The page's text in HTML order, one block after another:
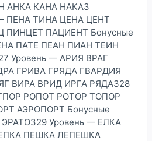
АНКА КАНА НАКАЗ
ПЕНА ТИНА ЦЕНА ЦЕНТ
ПИНЦЕТ ПАЦИЕНТ Бонусные
ПАТЕ ПЕАН ПИАН ТЕИН
Уровень — АРИЯ ВРАГ
ГРИВА ГРЯДА ГВАРДИЯ
ВИРА ВРИД ИРГА РЯДА328
РОПОТ РОТОР ТОПОР
АЭРОПОРТ Бонусные
Уровень — ЕЛКА
ПЕШКА ЛЕПЕШКА